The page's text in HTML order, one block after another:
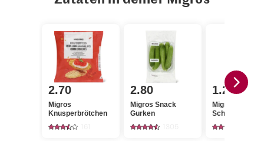
2.70
Migros
Knusperbrötchen
2.80
Migros Snack
Gurken
1.20
Migros
Schnittlauch